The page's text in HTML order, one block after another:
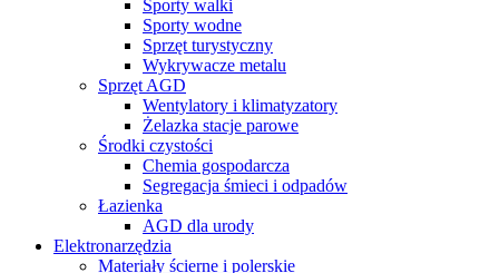
Sporty walki
Sporty wodne
Sprzęt turystyczny
Wykrywacze metalu
Sprzęt AGD
Wentylatory i klimatyzatory
Żelazka stacje parowe
Środki czystości
Chemia gospodarcza
Segregacja śmieci i odpadów
Łazienka
AGD dla urody
Elektronarzędzia
Materiały ścierne i polerskie